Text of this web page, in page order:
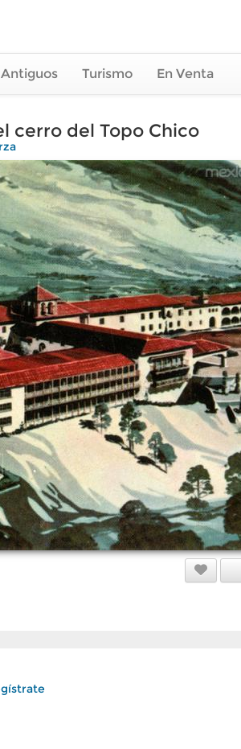
Turismo En Venta
cerro del Topo Chico